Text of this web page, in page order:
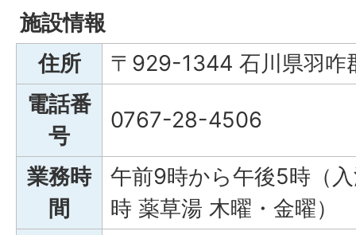
施設情報
住所
〒929-1344 石川県羽咋
電話番
号
0767-28-4506
業務時
間
午前9時から午後5時（
時 薬草湯 木曜・金曜）